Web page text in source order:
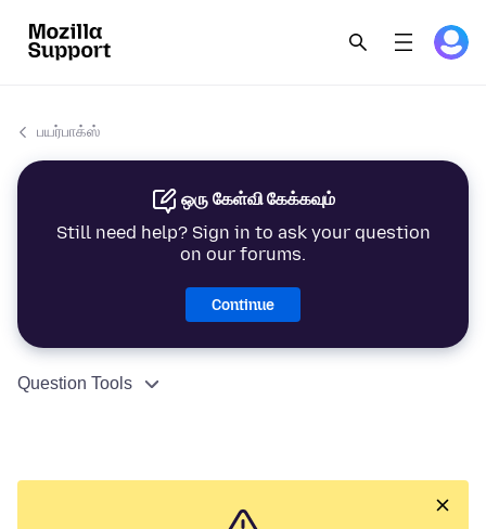
பயர்பாக்ஸ்
ஒரு கேள்வி கேக்கவும்
Still need help? Sign in to ask your question
on our forums.
Continue
Question Tools